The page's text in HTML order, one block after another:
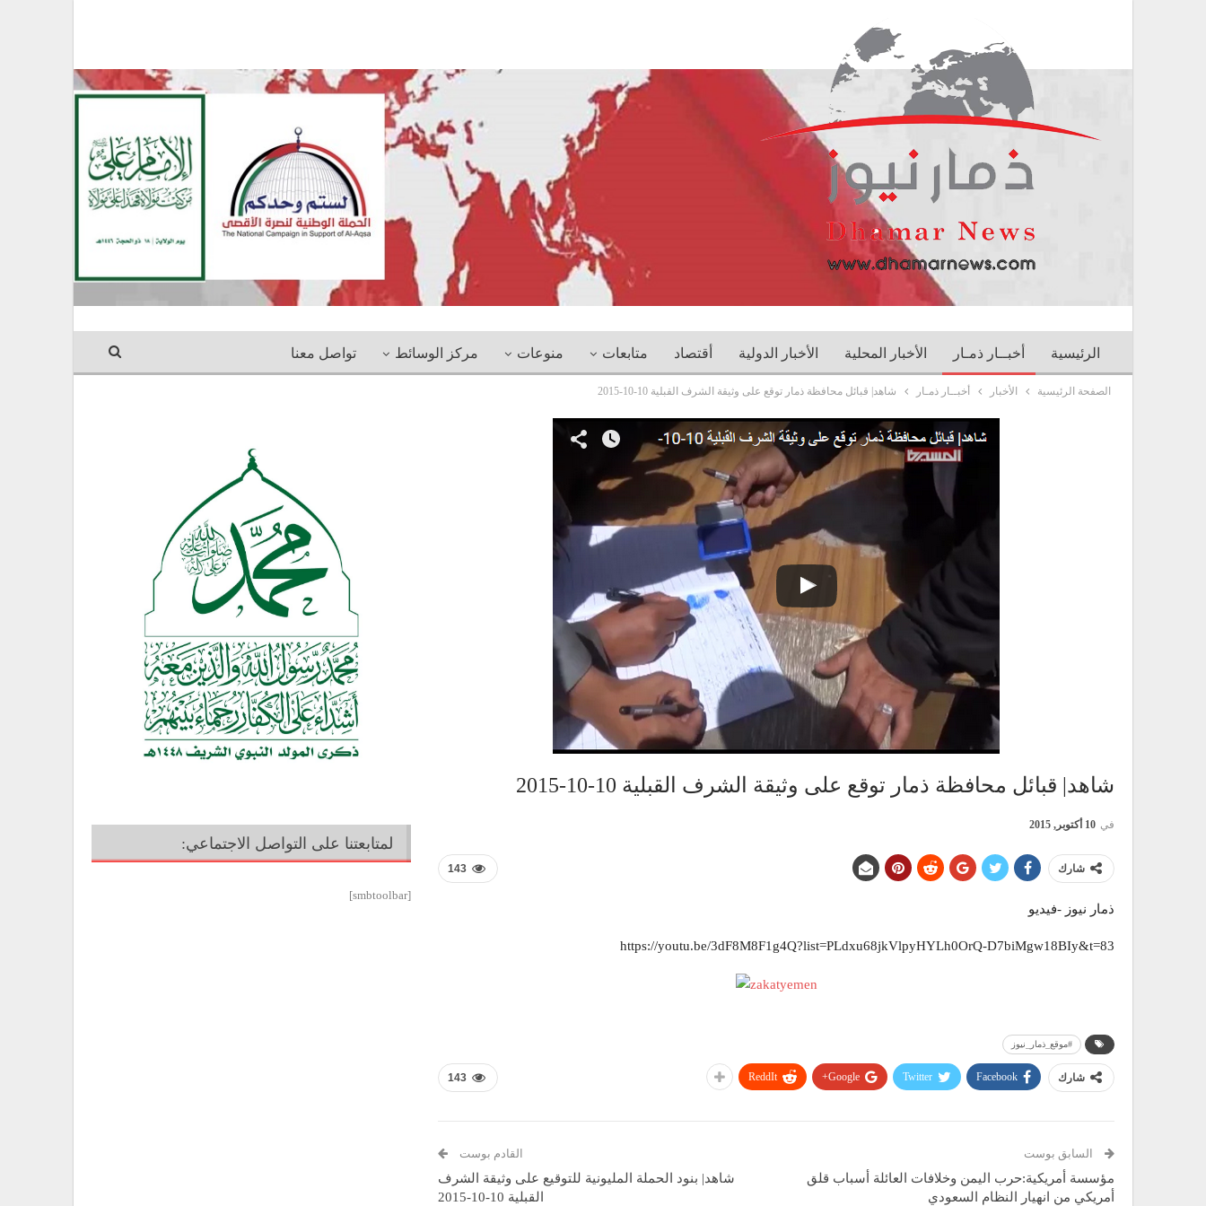
الرئيسية أخبــار ذمـار الأخبار المحلية الأخبار الدولية أقتصاد متابعات منوعات مركز الوسائط تواصل معنا
الصفحة الرئيسية الأخبار أخبــار ذمـار شاهد| قبائل محافظة ذمار توقع على وثيقة الشرف القبلية 10-10-2015
شاهد| قبائل محافظة ذمار توقع على وثيقة الشرف القبلية 10-10-2015
في 10 أكتوبر, 2015
143 شارك
ذمار نيوز -فيديو
https://youtu.be/3dF8M8F1g4Q?list=PLdxu68jkVlpyHYLh0OrQ-D7biMgw18BIy&t=83
‫#‏موقع_ذمار_نيوز
143 شارك Facebook
Twitter
Google+
ReddIt
السابق بوست
مؤسسة أمريكية:حرب اليمن وخلافات العائلة أسباب قلق
أمريكي من انهيار النظام السعودي
القادم بوست
شاهد| بنود الحملة المليونية للتوقيع على وثيقة الشرف
القبلية 10-10-2015
لمتابعتنا على التواصل الاجتماعي:
[smbtoolbar]